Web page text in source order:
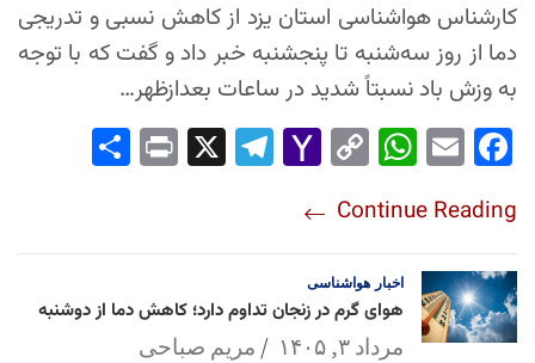
کارشناس هواشناسی استان یزد از کاهش نسبی و تدریجی
دما از روز سه‌شنبه تا پنجشنبه خبر داد و گفت که با توجه
به وزش باد نسبتاً شدید در ساعات بعدازظهر…
Fac
ok
Em
Wh
Ap
p
Co
Lin
k
Yah
l
Tel
Pri
Continue Reading
اخبار هواشناسی
هوای گرم در زنجان تداوم دارد؛ کاهش دما از دوشنبه
مرداد ۳, ۱۴۰۵ مریم صباحی